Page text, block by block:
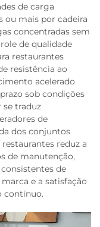
de carga
ou mais por cadeira
concentradas sem
de qualidade
restaurantes
resistência ao
acelerado
sob condições
se traduz
de
dos conjuntos
reduz a
de manutenção,
de
e a satisfação
contínuo.